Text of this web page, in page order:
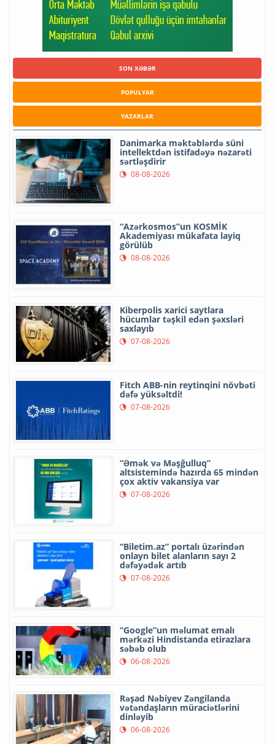
SON XƏBƏR
POPULYAR
YAZARLAR
Danimarka məktəblərdə süni
intellektdən istifadəyə nəzarəti
sərtləşdirir
08-08-2026
“Azərkosmos”un KOSMİK
Akademiyası mükafata layiq
görülüb
08-08-2026
Kiberpolis xarici saytlara
hücumlar təşkil edən şəxsləri
saxlayıb
07-08-2026
Fitch ABB-nin reytinqini növbəti
dəfə yüksəltdi!
07-08-2026
“Əmək və Məşğulluq”
altsistemində hazırda 65 mindən
çox aktiv vakansiya var
07-08-2026
“Biletim.az” portalı üzərindən
onlayn bilet alanların sayı 2
dəfəyədək artıb
07-08-2026
“Google”un məlumat emalı
mərkəzi Hindistanda etirazlara
səbəb olub
06-08-2026
Rəşad Nəbiyev Zəngilanda
vətəndaşların müraciətlərini
dinləyib
06-08-2026